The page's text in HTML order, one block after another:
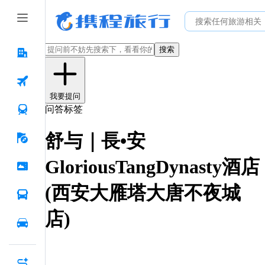
搜索
我要提问
问答标签
舒与｜長•安
GloriousTangDynasty酒店
(西安大雁塔大唐不夜城
店)